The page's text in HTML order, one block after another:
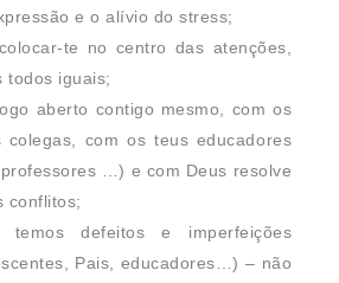
e o alívio do stress;
te no centro das atenções,
todos iguais;
aberto contigo mesmo, com os
colegas, com os teus educadores
…) e com Deus resolve
conflitos;
temos defeitos e imperfeições
Pais, educadores…) – não